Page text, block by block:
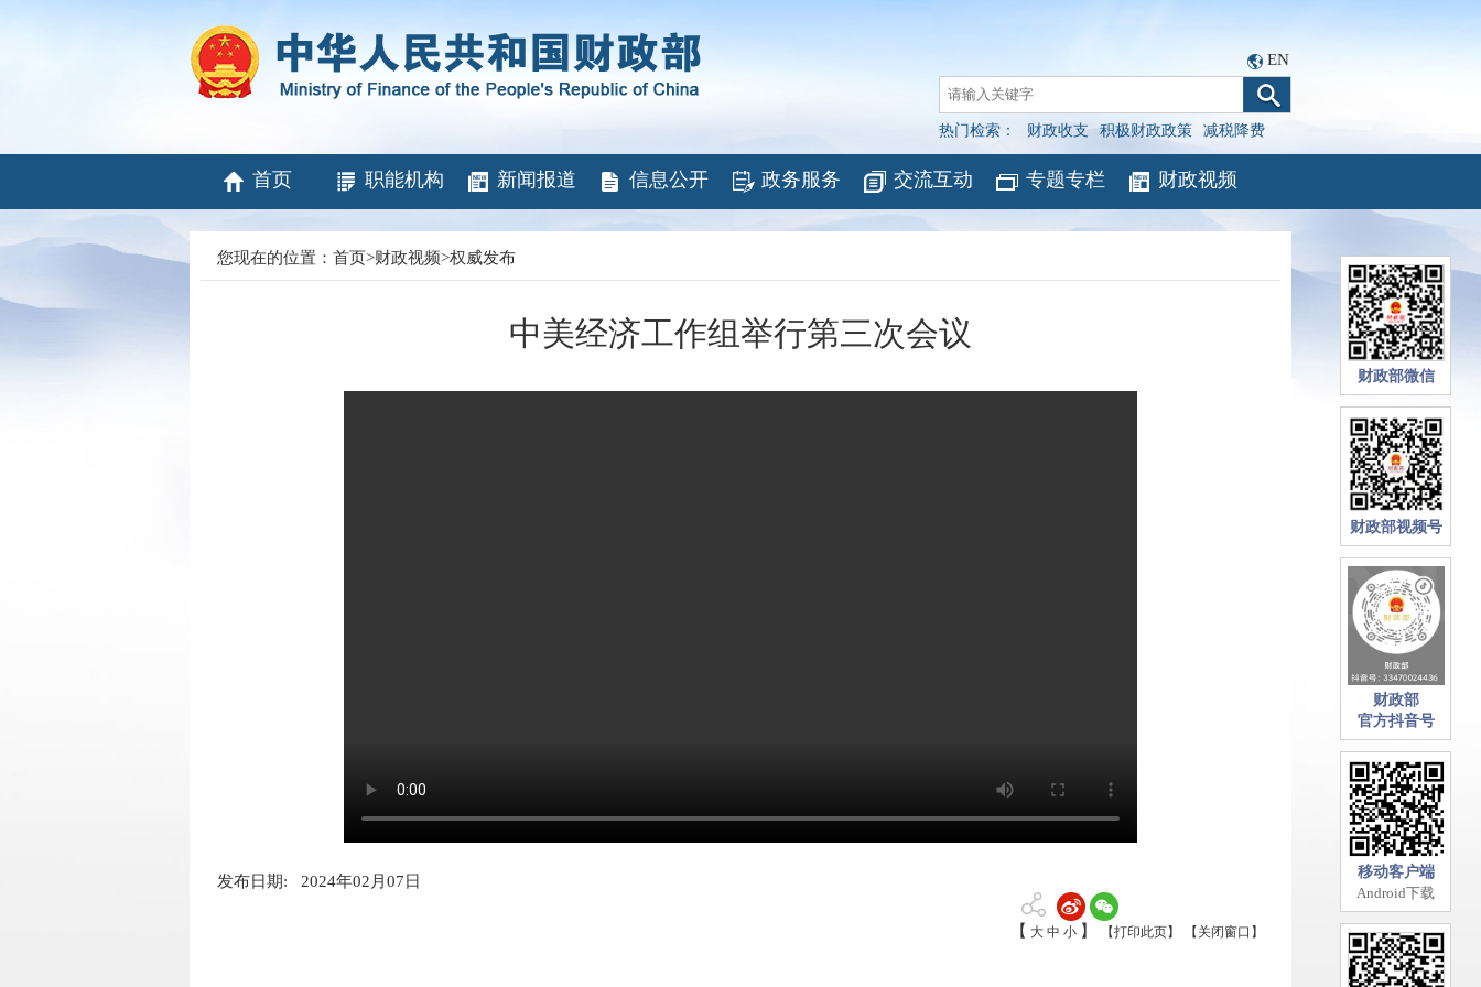
EN
热门检索： 财政收支 积极财政政策 减税降费
首页 职能机构 新闻报道 信息公开 政务服务 交流互动 专题专栏 财政视频
您现在的位置： 首页>财政视频>权威发布
中美经济工作组举行第三次会议
发布日期: 2024年02月07日
【 大 中 小 】 【打印此页】 【关闭窗口】
财政部微信
财政部视频号
财政部
官方抖音号
移动客户端
Android下载